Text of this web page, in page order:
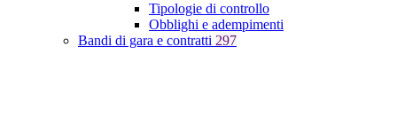
Tipologie di controllo
Obblighi e adempimenti
Bandi di gara e contratti 297